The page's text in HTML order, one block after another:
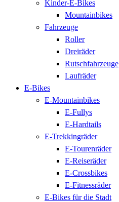
Kinder-E-Bikes
Mountainbikes
Fahrzeuge
Roller
Dreiräder
Rutschfahrzeuge
Laufräder
E-Bikes
E-Mountainbikes
E-Fullys
E-Hardtails
E-Trekkingräder
E-Tourenräder
E-Reiseräder
E-Crossbikes
E-Fitnessräder
E-Bikes für die Stadt